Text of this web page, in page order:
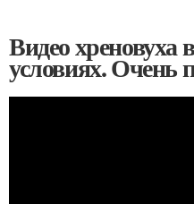
Видео хреновуха
условиях. Очень